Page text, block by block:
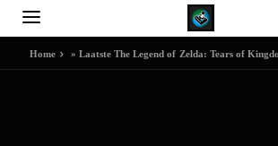
Home »Laatste The Legend of Zelda: Tears of